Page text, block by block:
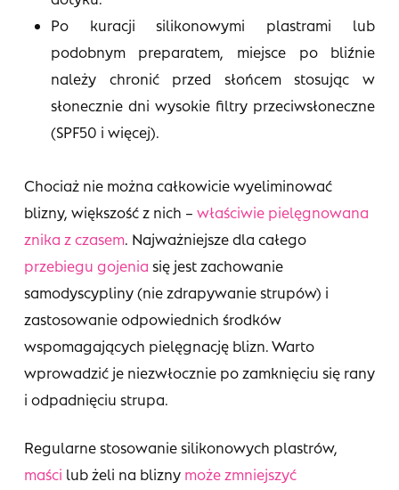
Po kuracji silikonowymi plastrami lub
podobnym preparatem, miejsce po bliźnie
należy chronić przed słońcem stosując w
słonecznie dni wysokie filtry przeciwsłoneczne
(SPF50 i więcej).
Chociaż nie można całkowicie wyeliminować
blizny, większość z nich – właściwie pielęgnowana
znika z czasem. Najważniejsze dla całego
przebiegu gojenia się jest zachowanie
samodyscypliny (nie zdrapywanie strupów) i
zastosowanie odpowiednich środków
wspomagających pielęgnację blizn. Warto
wprowadzić je niezwłocznie po zamknięciu się rany
i odpadnięciu strupa.
Regularne stosowanie silikonowych plastrów,
maści lub żeli na blizny może zmniejszyć